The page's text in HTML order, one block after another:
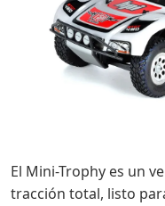
El Mini-Trophy es un
tracción total, listo